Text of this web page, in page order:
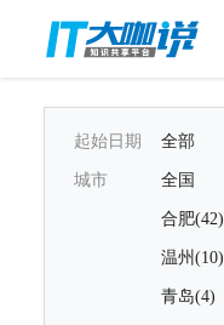
起始日期 全部
城市 全国
合肥(42)
温州(10)
青岛(4)